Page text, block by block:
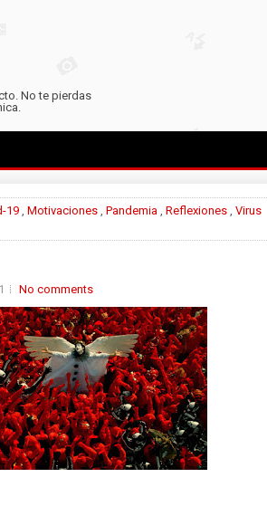
No te pierdas
19 , Motivaciones , Pandemia , Reflexiones , Virus
No comments